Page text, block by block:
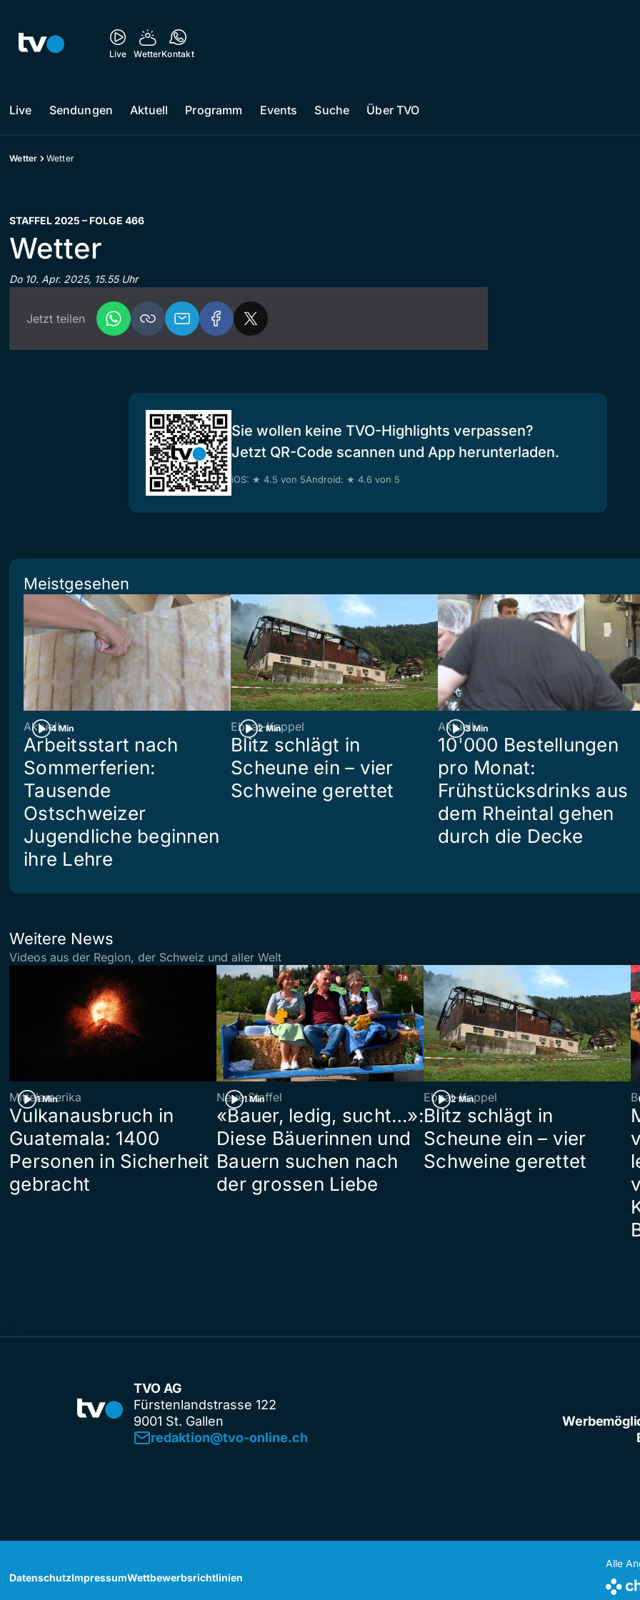
Live WetterKontakt
Live Sendungen Aktuell Programm Events Suche Über TVO
Wetter Wetter
STAFFEL 2025 – FOLGE 466
Wetter
Do 10. Apr. 2025, 15.55 Uhr
Jetzt teilen
Sie wollen keine TVO-Highlights verpassen?
Jetzt QR-Code scannen und App herunterladen.
iOS: ★ 4.5 von 5Android: ★ 4.6 von 5
Meistgesehen
4 Min
Aktuell
Arbeitsstart nach
Sommerferien:
Tausende
Ostschweizer
Jugendliche beginnen
ihre Lehre
2 Min
Ebnat-Kappel
Blitz schlägt in
Scheune ein – vier
Schweine gerettet
3 Min
Aktuell
10'000 Bestellungen
pro Monat:
Frühstücksdrinks aus
dem Rheintal gehen
durch die Decke
Weitere News
Videos aus der Region, der Schweiz und aller Welt
1 Min
Mittelamerika
Vulkanausbruch in
Guatemala: 1400
Personen in Sicherheit
gebracht
1 Min
Neue Staffel
«Bauer, ledig, sucht…»:
Diese Bäuerinnen und
Bauern suchen nach
der grossen Liebe
2 Min
Ebnat-Kappel
Blitz schlägt in
Scheune ein – vier
Schweine gerettet
TVO AG
Fürstenlandstrasse 122
9001 St. Gallen
redaktion@tvo-online.ch
DatenschutzImpressumWettbewerbsrichtlinien
Alle